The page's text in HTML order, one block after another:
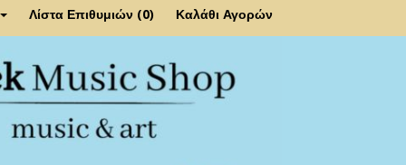
Λίστα Επιθυμιών (0) Καλάθι Αγορών